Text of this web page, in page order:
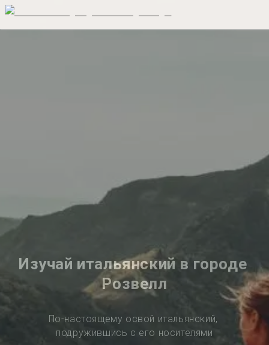
Изучай итальянский в городе
Розвелл
По-настоящему освой итальянский,
подружившись с его носителями